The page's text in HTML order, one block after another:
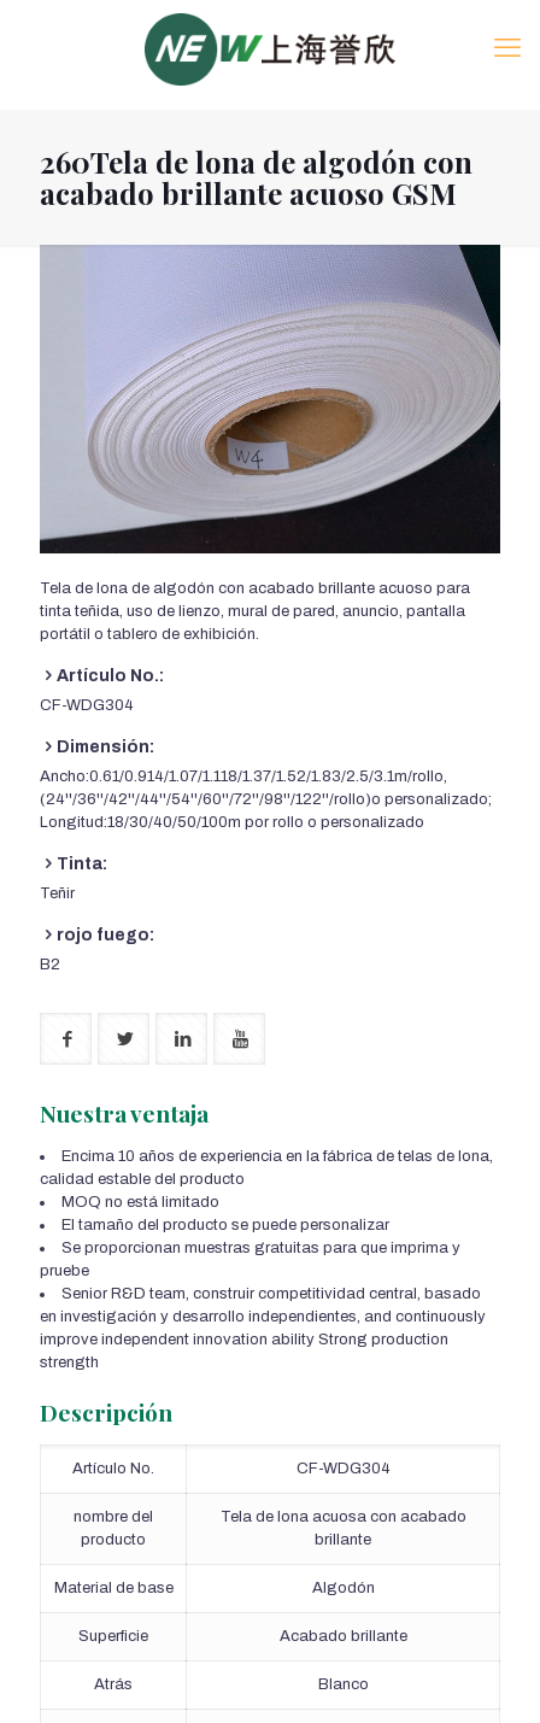
260Tela de lona de algodón con
acabado brillante acuoso GSM
Tela de lona de algodón con acabado brillante acuoso para
tinta teñida, uso de lienzo, mural de pared, anuncio, pantalla
portátil o tablero de exhibición.
Artículo No.:
CF-WDG304
Dimensión:
Ancho:0.61/0.914/1.07/1.118/1.37/1.52/1.83/2.5/3.1m/rollo,
(24''/36''/42''/44''/54''/60''/72''/98''/122''/rollo)o personalizado;
Longitud:18/30/40/50/100m por rollo o personalizado
Tinta:
Teñir
rojo fuego:
B2
Nuestra ventaja
Encima 10 años de experiencia en la fábrica de telas de lona,
calidad estable del producto
MOQ no está limitado
El tamaño del producto se puede personalizar
Se proporcionan muestras gratuitas para que imprima y
pruebe
Senior R&D team, construir competitividad central, basado
en investigación y desarrollo independientes, and continuously
improve independent innovation ability Strong production
strength
Descripción
Artículo No. CF-WDG304
nombre del
producto
Tela de lona acuosa con acabado
brillante
Material de base Algodón
Superficie Acabado brillante
Atrás Blanco